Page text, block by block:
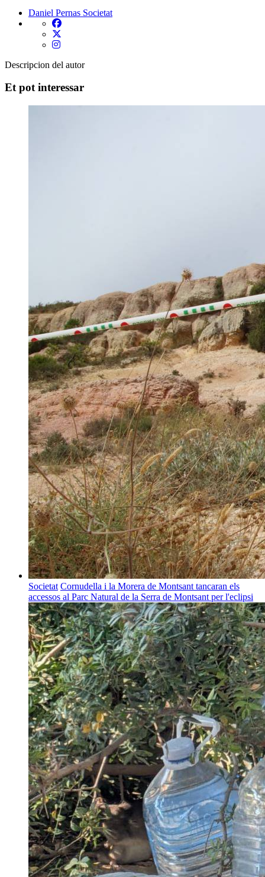
Daniel Pernas Societat
Descripcion del autor
Et pot interessar
Societat Cornudella i la Morera de Montsant tancaran els
accessos al Parc Natural de la Serra de Montsant per l'eclipsi